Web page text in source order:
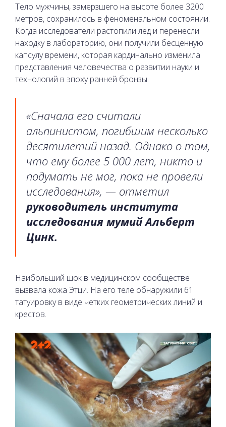
Тело мужчины, замерзшего на высоте более 3200
метров, сохранилось в феноменальном состоянии.
Когда исследователи растопили лёд и перенесли
находку в лабораторию, они получили бесценную
капсулу времени, которая кардинально изменила
представления человечества о развитии науки и
технологий в эпоху ранней бронзы.
«Сначала его считали
альпинистом, погибшим несколько
десятилетий назад. Однако о том,
что ему более 5 000 лет, никто и
подумать не мог, пока не провели
исследования», — отметил
руководитель института
исследования мумий Альберт
Цинк.
Наибольший шок в медицинском сообществе
вызвала кожа Этци. На его теле обнаружили 61
татуировку в виде четких геометрических линий и
крестов.